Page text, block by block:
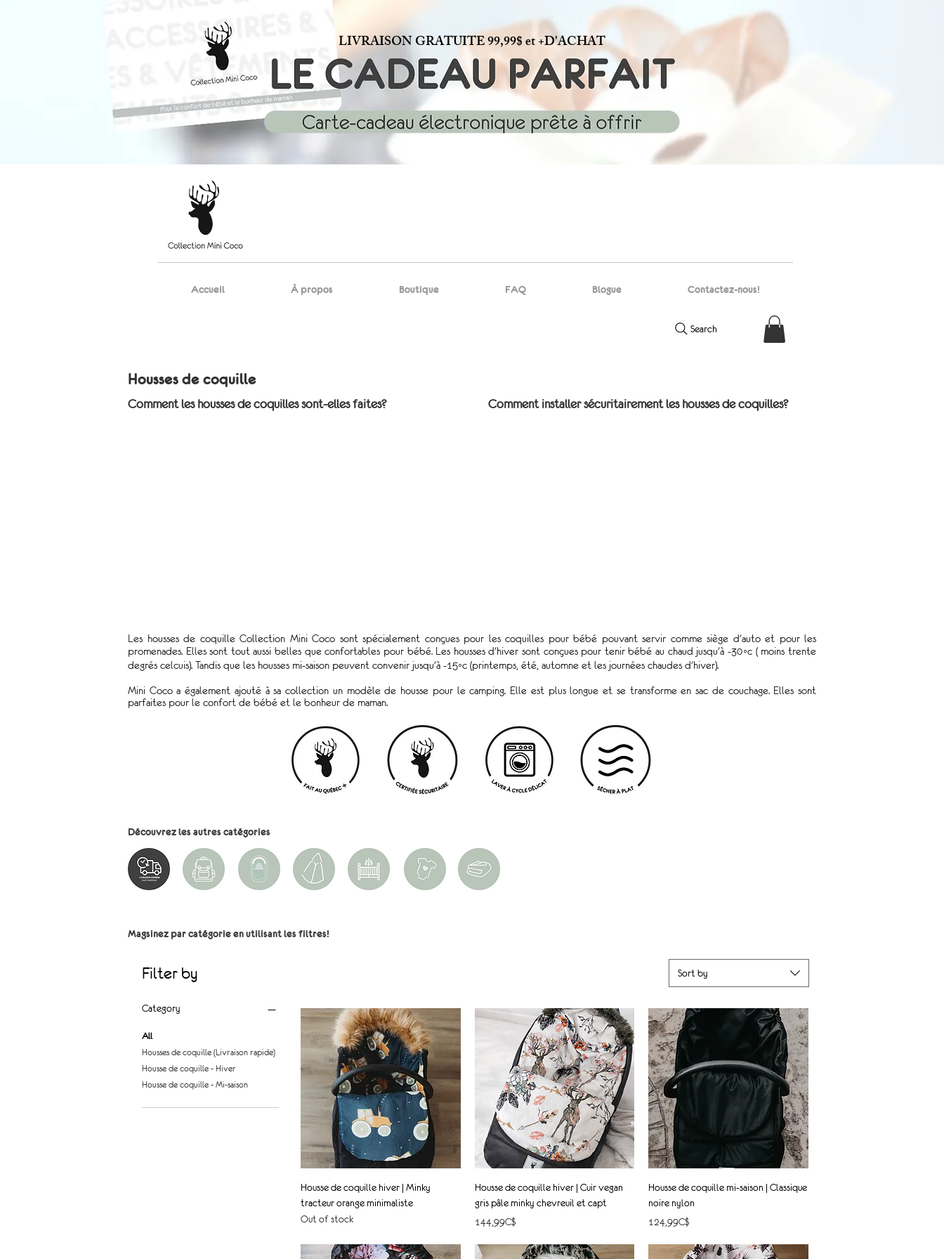
LIVRAISON GRATUITE 99,99$ et +D'ACHAT
Accueil À propos Boutique FAQ Blogue Contactez-nous!
Search
Housses de coquille
Comment les housses de coquilles sont-elles faites? Comment installer sécuritairement les housses de coquilles?
Les housses de coquille Collection Mini Coco sont spécialement conçues pour les coquilles pour bébé pouvant servir comme siège d'auto et pour les
promenades. Elles sont tout aussi belles que confortables pour bébé. Les housses d'hiver sont conçues pour tenir bébé au chaud jusqu'à -30◦c ( moins trente
degrés celcuis). Tandis que les housses mi-saison peuvent convenir jusqu'à -15◦c (printemps, été, automne et les journées chaudes d'hiver).
Mini Coco a également ajouté à sa collection un modèle de housse pour le camping. Elle est plus longue et se transforme en sac de couchage. Elles sont
parfaites pour le confort de bébé et le bonheur de maman.
Découvrez les autres catégories
Magsinez par catégorie en utilisant les filtres!
Filter by
Category
All
Housses de coquille (Livraison rapide)
Housse de coquille - Hiver
Housse de coquille - Mi-saison
Sort by
Quick View
Housse de coquille hiver | Minky
tracteur orange minimaliste
Out of stock
Quick View
Housse de coquille hiver | Cuir vegan
gris pâle minky chevreuil et capt
Price
144,99C$
Quick View
Housse de coquille mi-saison | Classique
noire nylon
Price
124,99C$